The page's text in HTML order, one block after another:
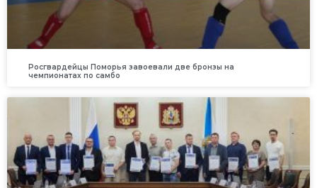
Росгвардейцы Поморья завоевали две бронзы на
чемпионатах по самбо